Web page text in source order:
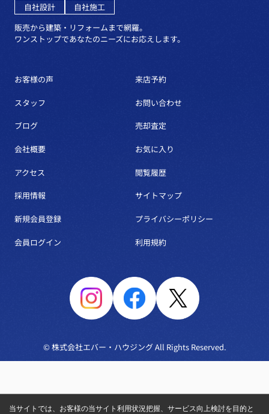
自社設計
自社施工
販売から建築・リフォームまで網羅。
ワンストップであなたのニーズにお応えします。
お客様の声
スタッフ
ブログ
会社概要
アクセス
採用情報
新規会員登録
会員ログイン
来店予約
お問い合わせ
売却査定
お気に入り
閲覧履歴
サイトマップ
プライバシーポリシー
利用規約
© 株式会社エバー・ハウジング All Rights Reserved.
当サイトでは、お客様の当サイト利用状況把握、サービス向上検討を目的と